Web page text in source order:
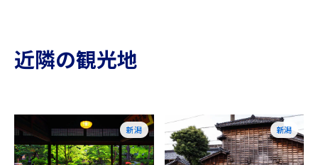
近隣の観光地
新潟 新潟